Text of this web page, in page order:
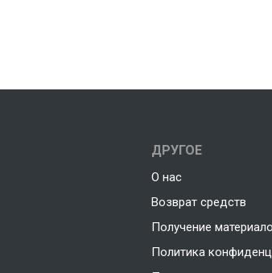
ДРУГОЕ
О нас
Возврат средств
Получение
Политика